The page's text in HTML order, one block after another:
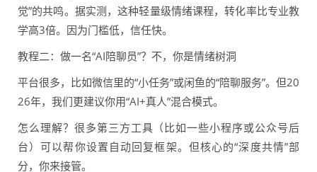
觉”的共鸣。据实测，这种轻量级情绪课程，转化率比专业教
学高3倍。因为门槛低，信任快。
教程二：做一名“AI陪聊员”？不，你是情绪树洞
平台很多，比如微信里的“小任务”或闲鱼的“陪聊服务”。但20
26年，我们更建议你用“AI+真人”混合模式。
怎么理解？很多第三方工具（比如一些小程序或公众号后
台）可以帮你设置自动回复框架。但核心的“深度共情”部
分，你来接管。